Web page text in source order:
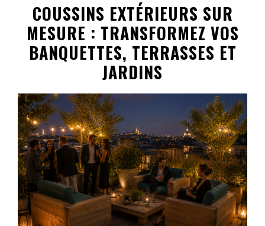
COUSSINS EXTÉRIEURS SUR
MESURE : TRANSFORMEZ VOS
BANQUETTES, TERRASSES ET
JARDINS